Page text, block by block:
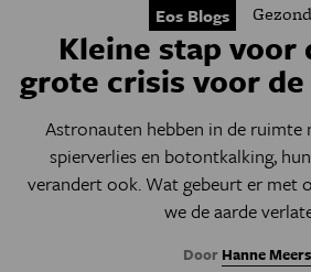
Eos Blogs
Kleine stap voor
grote crisis voor
Astronauten hebben in de ruimte
spierverlies en botontkalking,
verandert ook. Wat gebeurt er met
we de aarde
Door Hanne Meers